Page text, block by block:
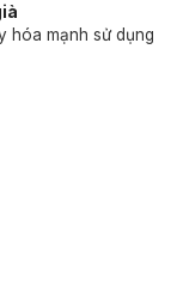
hóa mạnh sử dụng